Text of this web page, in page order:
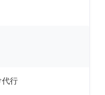
代行